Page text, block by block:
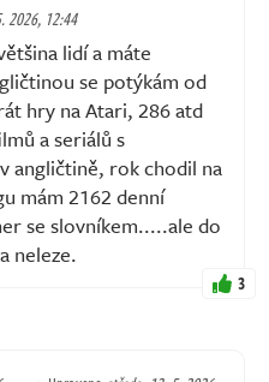
2026, 12:44
lidí a máte
se potýkám od
hry na Atari, 286 atd
a seriálů s
angličtině, rok chodil na
mám 2162 denní
se slovníkem.....ale do
neleze.
3